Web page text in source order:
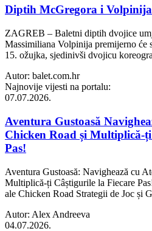
Diptih McGregora i Volpinija
ZAGREB – Baletni diptih dvojice
Massimiliana Volpinija premijerno će
15. ožujka, sjedinivši dvojicu
Autor: balet.com.hr
Najnovije vijesti na portalu:
07.07.2026.
Aventura Gustoasă
Chicken Road și Multiplică-
Pas!
Aventura Gustoasă: Navighează cu
Multiplică-ți Câștigurile la Fiecare
ale Chicken Road Strategii de Joc și
Autor: Alex Andreeva
04.07.2026.